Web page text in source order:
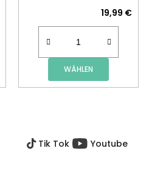
19,99 €
WÄHLEN
Tik Tok Youtube